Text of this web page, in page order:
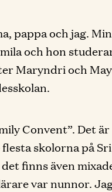
pappa och jag.
och hon
Maryndri och
Convent”. Det är
skolorna på
finns även
var nunnor.